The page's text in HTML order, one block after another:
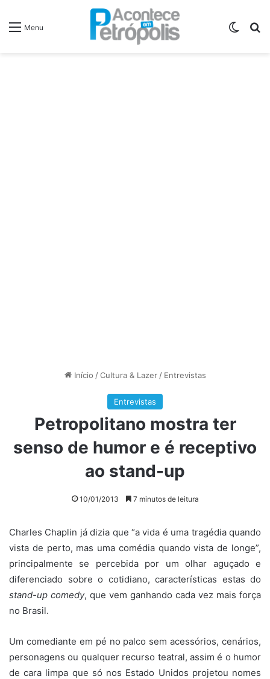
Menu
Início / Cultura & Lazer / Entrevistas
Entrevistas
Petropolitano mostra ter
senso de humor e é receptivo
ao stand-up
10/01/2013 7 minutos de leitura
Charles Chaplin já dizia que “a vida é uma tragédia quando
vista de perto, mas uma comédia quando vista de longe”,
principalmente se percebida por um olhar aguçado e
diferenciado sobre o cotidiano, características estas do
stand-up comedy, que vem ganhando cada vez mais força
no Brasil.
Um comediante em pé no palco sem acessórios, cenários,
personagens ou qualquer recurso teatral, assim é o humor
de cara limpa que só nos Estado Unidos projetou nomes